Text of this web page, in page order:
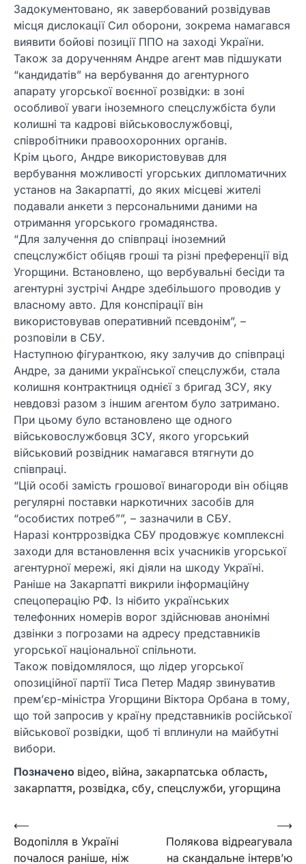
Задокументовано, як завербований розвідував
місця дислокації Сил оборони, зокрема намагався
виявити бойові позиції ППО на заході України.
Також за дорученням Андре агент мав підшукати
“кандидатів” на вербування до агентурного
апарату угорської воєнної розвідки: в зоні
особливої уваги іноземного спецслужбіста були
колишні та кадрові військовослужбовці,
співробітники правоохоронних органів.
Крім цього, Андре використовував для
вербування можливості угорських дипломатичних
установ на Закарпатті, до яких місцеві жителі
подавали анкети з персональними даними на
отримання угорського громадянства.
“Для залучення до співпраці іноземний
спецслужбіст обіцяв гроші та різні преференції від
Угорщини. Встановлено, що вербувальні бесіди та
агентурні зустрічі Андре здебільшого проводив у
власному авто. Для конспірації він
використовував оперативний псевдонім”, –
розповіли в СБУ.
Наступною фігуранткою, яку залучив до співпраці
Андре, за даними української спецслужби, стала
колишня контрактниця однієї з бригад ЗСУ, яку
невдовзі разом з іншим агентом було затримано.
При цьому було встановлено ще одного
військовослужбовця ЗСУ, якого угорський
військовий розвідник намагався втягнути до
співпраці.
“Цій особі замість грошової винагороди він обіцяв
регулярні поставки наркотичних засобів для
“особистих потреб””, – зазначили в СБУ.
Наразі контррозвідка СБУ продовжує комплексні
заходи для встановлення всіх учасників угорської
агентурної мережі, які діяли на шкоду Україні.
Раніше на Закарпатті викрили інформаційну
спецоперацію РФ. Із нібито українських
телефонних номерів ворог здійснював анонімні
дзвінки з погрозами на адресу представників
угорської національної спільноти.
Також повідомлялося, що лідер угорської
опозиційної партії Тиса Петер Мадяр звинуватив
прем’єр-міністра Угорщини Віктора Орбана в тому,
що той запросив у країну представників російської
військової розвідки, щоб ті вплинули на майбутні
вибори.
Позначено відео, війна, закарпатська область,
закарпаття, розвідка, сбу, спецслужби, угорщина
Навігація
записів
⟵
Водопілля в Україні
почалося раніше, ніж
Полякова відреагувала
на скандальне інтерв’ю
⟶